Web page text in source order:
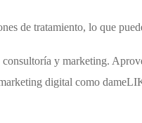
de tratamiento, lo que
y marketing.
digital como